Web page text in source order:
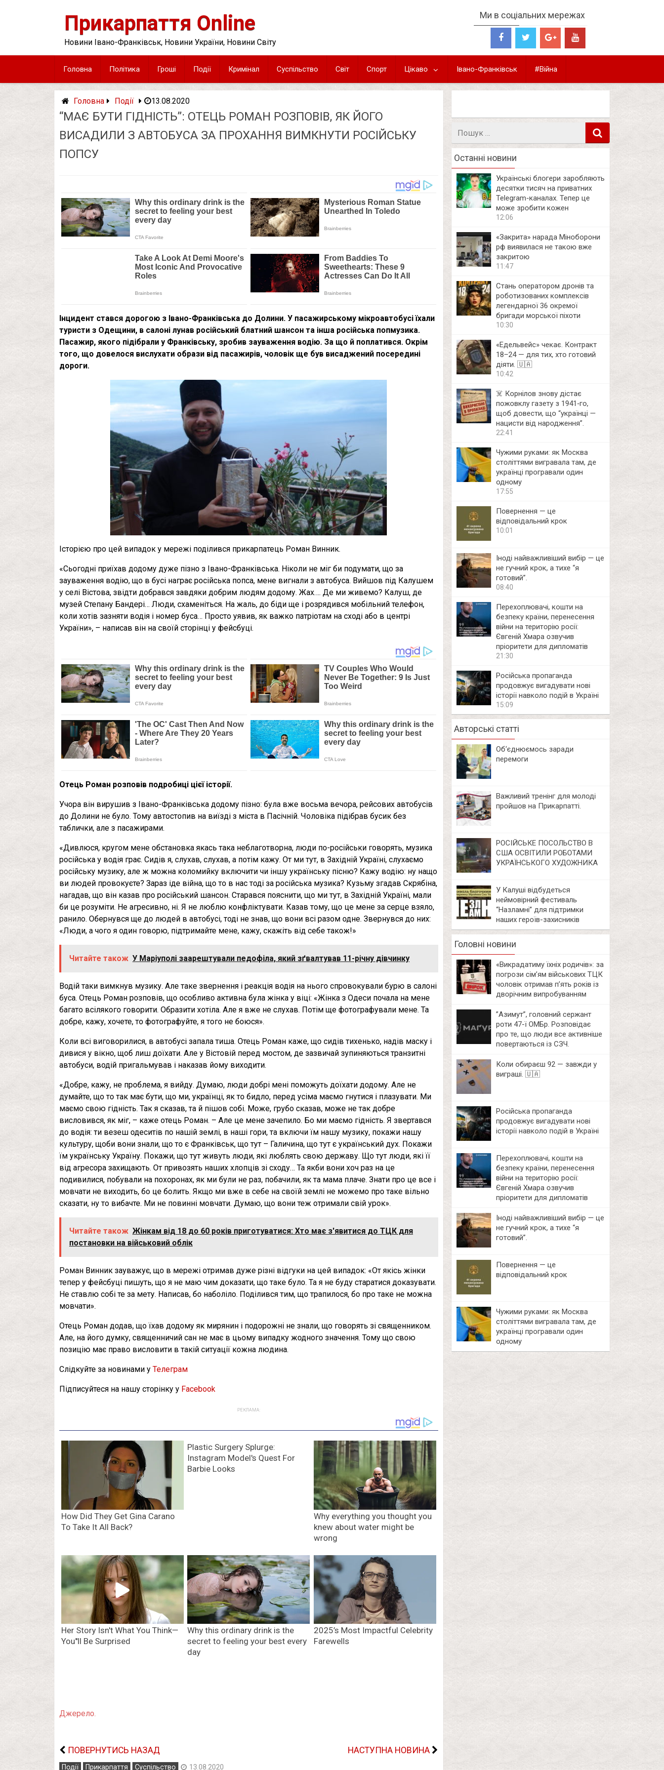
Прикарпаття Online
Новини Івано-Франківськ, Новини України, Новини Світу
Ми в соціальних мережах
Головна Політика Гроші Події Кримінал Суспільство Світ Спорт Цікаво Івано-Франківськ #Війна
Головна Події 13.08.2020
“МАЄ БУТИ ГІДНІСТЬ”: ОТЕЦЬ РОМАН РОЗПОВІВ, ЯК ЙОГО
ВИСАДИЛИ З АВТОБУСА ЗА ПРОХАННЯ ВИМКНУТИ РОСІЙСЬКУ
ПОПСУ
Інцидент стався дорогою з Івано-Франківська до Долини. У пасажирському мікроавтобусі їхали
туристи з Одещини, в салоні лунав російський блатний шансон та інша російська попмузика.
Пасажир, якого підібрали у Франківську, зробив зауваження водію. За що й поплатився. Окрім
того, що довелося вислухати образи від пасажирів, чоловік ще був висаджений посередині
дороги.
Історією про цей випадок у мережі поділився прикарпатець Роман Винник.
«Сьогодні приїхав додому дуже пізно з Івано-Франківська. Ніколи не міг би подумати, що за
зауваження водію, що в бусі награє російська попса, мене вигнали з автобуса. Вийшов під Калушем
у селі Вістова, звідти добрався завдяки добрим людям додому. Жах…. Де ми живемо? Калуш, де
музей Степану Бандері… Люди, схаменіться. На жаль, до біди ще і розрядився мобільний телефон,
коли хотів зазняти водія і номер буса… Просто уявив, як важко патріотам на сході або в центрі
України», – написав він на своїй сторінці у фейсбуці.
Отець Роман розповів подробиці цієї історії.
Учора він вирушив з Івано-Франківська додому пізно: була вже восьма вечора, рейсових автобусів
до Долини не було. Тому автостопив на виїзді з міста в Пасічній. Чоловіка підібрав бусик без
таблички, але з пасажирами.
«Дивлюся, кругом мене обстановка якась така неблаготворна, люди по-російськи говорять, музика
російська у водія грає. Сидів я, слухав, слухав, а потім кажу. От ми тут, в Західній Україні, слухаємо
російську музику, але ж можна коломийку включити чи іншу українську пісню? Кажу водію: ну нащо
ви людей провокуєте? Зараз іде війна, що то в нас тоді за російська музика? Кузьму згадав Скрябіна,
нагадав, що він казав про російський шансон. Старався пояснити, що ми тут, в Західній Україні, мали
би це розуміти. Не агресивно, ні. Я не люблю конфліктувати. Казав тому, що це мене за серце взяло,
ранило. Обернувся ще до людей в автобусі, тоді не знав, що вони всі разом одне. Звернувся до них:
«Люди, а чого я один говорю, підтримайте мене, кажу, скажіть від себе також!»
Читайте також У Маріуполі заарештували педофіла, який зґвалтував 11-річну дівчинку
Водій таки вимкнув музику. Але таке звернення і реакція водія на нього спровокували бурю в салоні
буса. Отець Роман розповів, що особливо активна була жінка у віці: «Жінка з Одеси почала на мене
багато всілякого говорити. Образити хотіла. Але я вже не слухав. Потім ще фотографували мене. Та
добре, кажу, хочете, то фотографуйте, я того не боюся».
Коли всі виговорилися, в автобусі запала тиша. Отець Роман каже, що сидів тихенько, надів маску і
дивися у вікно, щоб лиш доїхати. Але у Вістовій перед мостом, де зазвичай зупиняються транзитні
автобуси, водій пригальмував і наказав йому виходити.
«Добре, кажу, не проблема, я вийду. Думаю, люди добрі мені поможуть доїхати додому. Але не
думайте, що то так має бути, що ми, українці, як то бидло, перед усіма маємо гнутися і плазувати. Ми
маємо свою гідність. Так я сказав, та й пішов собі. Може, грубо сказав, може не так добре
висловився, як міг, – каже отець Роман. – Але це мене зачепило. Бо ми маємо гідність. Я звертався
до водія: ти везеш одеситів по нашій землі, в наші гори, та включи їм нашу музику, покажи нашу
культуру, щоби вони знали, що то є Франківськ, що тут – Галичина, що тут є український дух. Покажи
їм українську Україну. Покажи, що тут живуть люди, які люблять свою державу. Що тут люди, які її
від агресора захищають. От привозять наших хлопців зі сходу… Та якби вони хоч раз на це
подивилися, побували на похоронах, як ми були не раз, побачили, як та мама плаче. Знати про це все і
мовчати не виходить, бо це болить. Якщо ми вже в себе на своїй землі не можемо про таке вільно
сказати, ну то вибачте. Ми не повинні мовчати. Думаю, що вони теж отримали свій урок».
Читайте також Жінкам від 18 до 60 років приготуватися: Хто має з'явитися до ТЦК для
постановки на військовий облік
Роман Винник зауважує, що в мережі отримав дуже різні відгуки на цей випадок: «От якісь жінки
тепер у фейсбуці пишуть, що я не маю чим доказати, що таке було. Та я не буду старатися доказувати.
Не ставлю собі те за мету. Написав, бо наболіло. Поділився тим, що трапилося, бо про таке не можна
мовчати».
Отець Роман додав, що їхав додому як мирянин і подорожні не знали, що говорять зі священником.
Але, на його думку, священничий сан не має в цьому випадку жодного значення. Тому що свою
позицію має право висловити в такій ситуації кожна людина.
Слідкуйте за новинами у Телеграм
Підписуйтеся на нашу сторінку у Facebook
РЕКЛАМА:
Джерело.
ПОВЕРНУТИСЬ НАЗАД НАСТУПНА НОВИНА
Події Прикарпаття Суспільство 13.08.2020
Останні новини
Українські блогери заробляють
десятки тисяч на приватних
Telegram-каналах. Тепер це
може зробити кожен
12:06
«Закрита» нарада Міноборони
рф виявилася не такою вже
закритою
11:47
Стань оператором дронів та
роботизованих комплексів
легендарної 36 окремої
бригади морської піхоти
10:30
«Едельвейс» чекає. Контракт
18–24 — для тих, хто готовий
діяти. 🇺🇦
10:42
☠️ Корнілов знову дістає
пожовклу газету з 1941‑го,
щоб довести, що “українці —
нацисти від народження”.
22:41
Чужими руками: як Москва
століттями вигравала там, де
українці програвали один
одному
17:55
Повернення — це
відповідальний крок
10:01
Іноді найважливіший вибір — це
не гучний крок, а тихе “я
готовий”.
08:40
Перехоплювачі, кошти на
безпеку країни, перенесення
війни на територію росії:
Євгеній Хмара озвучив
пріоритети для дипломатів
21:30
Російська пропаганда
продовжує вигадувати нові
історії навколо подій в Україні
15:09
Авторські статті
Об‘єднюємось заради
перемоги
Важливий тренінг для молоді
пройшов на Прикарпатті.
РОСІЙСЬКЕ ПОСОЛЬСТВО В
США ОСВІТИЛИ РОБОТАМИ
УКРАЇНСЬКОГО ХУДОЖНИКА
У Калуші відбудеться
неймовірний фестиваль
“Назламні” для підтримки
наших героїв-захисників
Головні новини
«Викрадатиму їхніх родичів»: за
погрози сім’ям військових ТЦК
чоловік отримав п’ять років із
дворічним випробуванням
⁨”Азимут”, головний сержант
роти 47-ї ОМБр. Розповідає
про те, що люди все активніше
повертаються із СЗЧ.
Коли обираєш 92 — завжди у
виграші. 🇺🇦
Російська пропаганда
продовжує вигадувати нові
історії навколо подій в Україні
Перехоплювачі, кошти на
безпеку країни, перенесення
війни на територію росії:
Євгеній Хмара озвучив
пріоритети для дипломатів
Іноді найважливіший вибір — це
не гучний крок, а тихе “я
готовий”.
Повернення — це
відповідальний крок
Чужими руками: як Москва
століттями вигравала там, де
українці програвали один
одному